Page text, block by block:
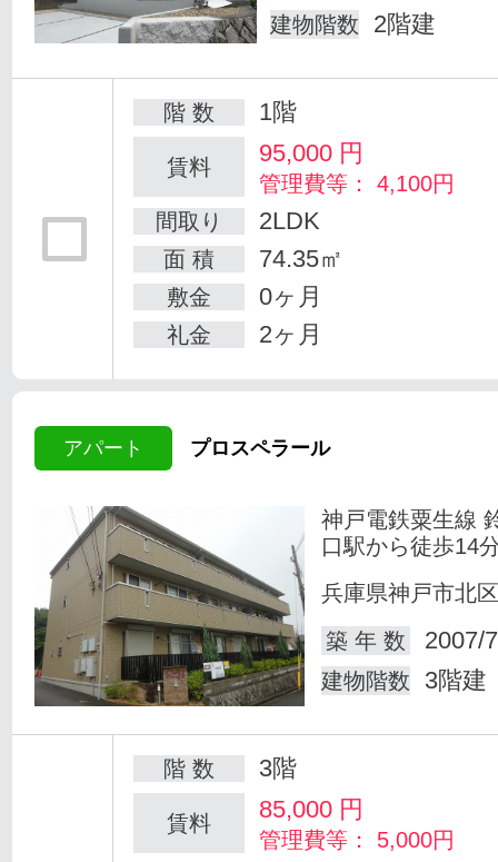
建物階数 2階建
階 数 1階
賃料 95,000 円
管理費等： 4,100円
間取り
2LDK
面 積 74.35㎡
敷金 0ヶ月
礼金 2ヶ月
アパート プロスペラール
神戸電鉄粟生線
口駅から徒歩14
兵庫県神戸市北
築 年 数
2007/
建物階数 3階建
階 数 3階
賃料 85,000 円
管理費等： 5,000円